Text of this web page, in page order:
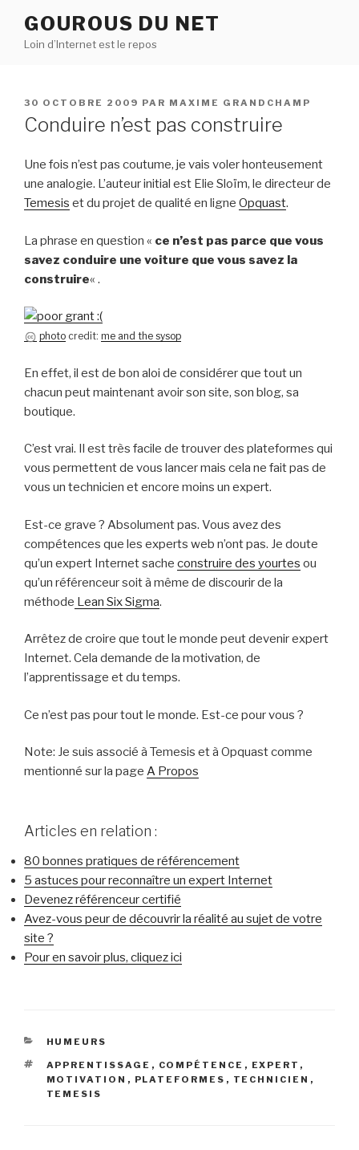
contenu
GOUROUS DU NET
Loin d’Internet est le repos
PUBLIÉ
LE
30 OCTOBRE 2009 PAR MAXIME GRANDCHAMP
Conduire n’est pas construire
Une fois n’est pas coutume, je vais voler honteusement
une analogie. L’auteur initial est Elie Sloïm, le directeur de
Temesis et du projet de qualité en ligne Opquast.
La phrase en question « ce n’est pas parce que vous
savez conduire une voiture que vous savez la
construire« .
photo credit: me and the sysop
En effet, il est de bon aloi de considérer que tout un
chacun peut maintenant avoir son site, son blog, sa
boutique.
C’est vrai. Il est très facile de trouver des plateformes qui
vous permettent de vous lancer mais cela ne fait pas de
vous un technicien et encore moins un expert.
Est-ce grave ? Absolument pas. Vous avez des
compétences que les experts web n’ont pas. Je doute
qu’un expert Internet sache construire des yourtes ou
qu’un référenceur soit à même de discourir de la
méthode Lean Six Sigma.
Arrêtez de croire que tout le monde peut devenir expert
Internet. Cela demande de la motivation, de
l’apprentissage et du temps.
Ce n’est pas pour tout le monde. Est-ce pour vous ?
Note: Je suis associé à Temesis et à Opquast comme
mentionné sur la page A Propos
Articles en relation :
80 bonnes pratiques de référencement
5 astuces pour reconnaître un expert Internet
Devenez référenceur certifié
Avez-vous peur de découvrir la réalité au sujet de votre
site ?
Pour en savoir plus, cliquez ici
CATÉGORIES
HUMEURS
ÉTIQUETTES
APPRENTISSAGE , COMPÉTENCE , EXPERT ,
MOTIVATION , PLATEFORMES , TECHNICIEN ,
TEMESIS